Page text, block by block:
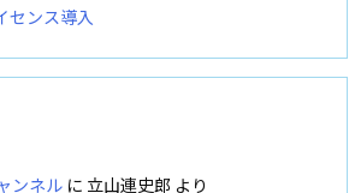
センス導入
ンネル に 立山連史郎 より